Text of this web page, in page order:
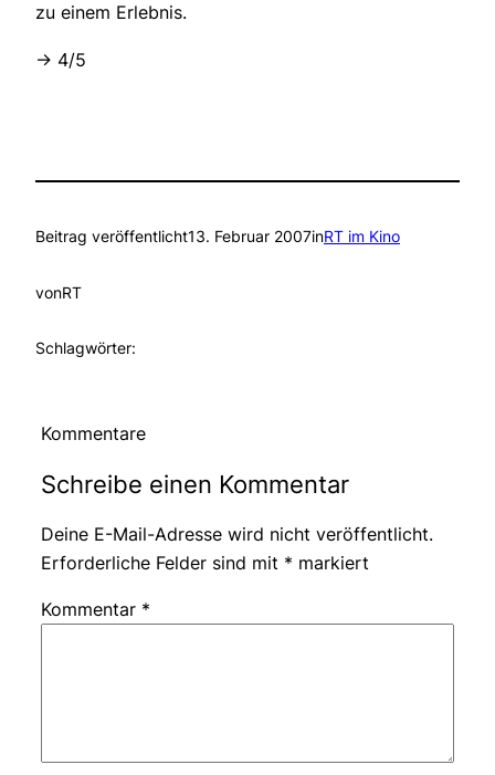
zu einem Erlebnis.
-> 4/5
Beitrag veröffentlicht13. Februar 2007inRT im Kino
vonRT
Schlagwörter:
Kommentare
Schreibe einen Kommentar
Deine E-Mail-Adresse wird nicht veröffentlicht.
Erforderliche Felder sind mit * markiert
Kommentar *